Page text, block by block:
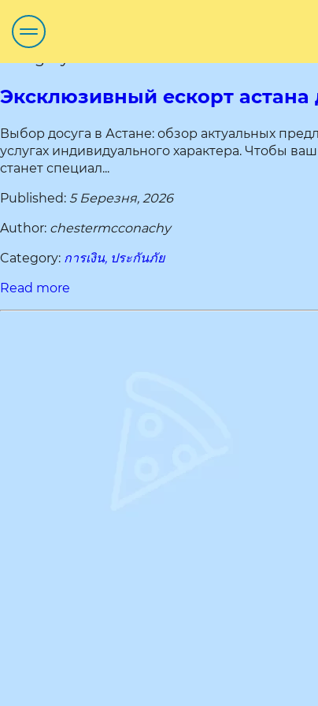
Эксклюзивный ескорт
Выбор досуга в Астане: обзор актуальных
услугах индивидуального характера. Чтобы
станет специал...
Published: 5 Березня, 2026
Author: chestermcconachy
Category: การเงิน, ประกันภัย
Read more